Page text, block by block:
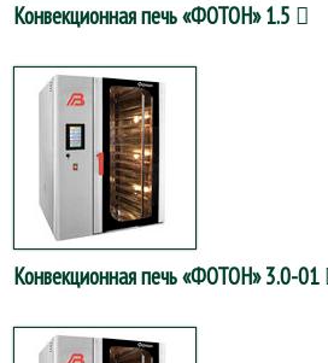
Конвекционная печь «ФОТОН» 1.5
Конвекционная печь «ФОТОН» 3.0-01